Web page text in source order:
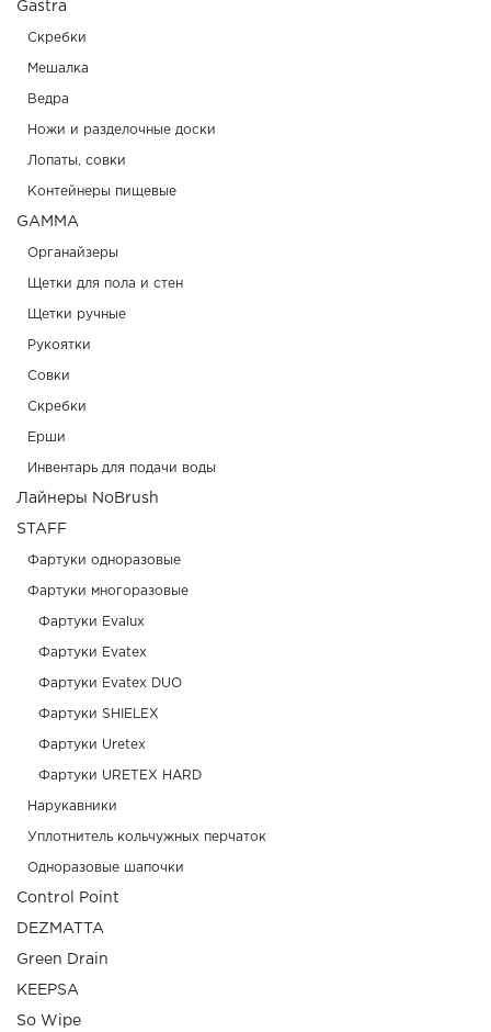
Gastra
Скребки
Мешалка
Ведра
Ножи и разделочные доски
Лопаты, совки
Контейнеры пищевые
GAMMA
Органайзеры
Щетки для пола и стен
Щетки ручные
Рукоятки
Совки
Скребки
Ерши
Инвентарь для подачи воды
Лайнеры NoBrush
STAFF
Фартуки одноразовые
Фартуки многоразовые
Фартуки Evalux
Фартуки Evatex
Фартуки Evatex DUO
Фартуки SHIELEX
Фартуки Uretex
Фартуки URETEX HARD
Нарукавники
Уплотнитель кольчужных перчаток
Одноразовые шапочки
Control Point
DEZMATTA
Green Drain
KEEPSA
So Wipe